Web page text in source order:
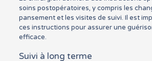
soins postopératoires, y compris les
pansement et les visites de suivi. Il est
ces instructions pour assurer une
efficace.
Suivi à long terme